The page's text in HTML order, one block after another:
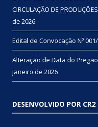
CIRCULAÇÃO DE
de 2026
Edital de Convocação Nº
Alteração de Data do Pregão
janeiro de 2026
DESENVOLVIDO POR CR2